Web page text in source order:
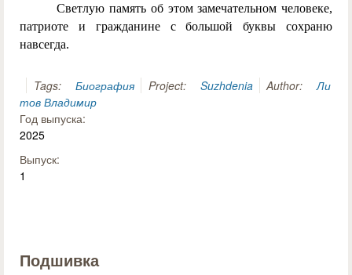
Светлую память об этом замечательном человеке,
патриоте и гражданине с большой буквы сохраню
навсегда.
Tags: Биография Project: Suzhdenia Author:
Ли
тов Владимир
Год выпуска:
2025
Выпуск:
1
Подшивка